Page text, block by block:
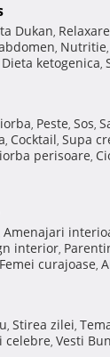
Dukan, Relaxare
, Nutritie,
Dieta ketogenica,
, Peste, Sos,
, Cocktail, Supa
perisoare,
Amenajari
interior,
Femei curajoase,
, Stirea zilei,
celebre, Vesti